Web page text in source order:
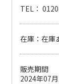
TEL：
在庫：在庫
販売期間
2024年07